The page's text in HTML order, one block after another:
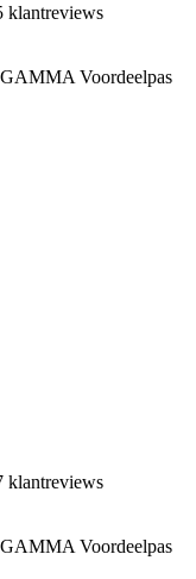
klantreviews
Voordeelpas
klantreviews
Voordeelpas